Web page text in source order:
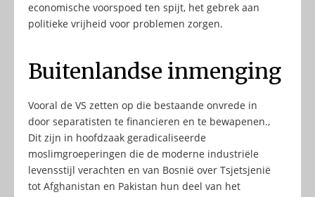
economische voorspoed ten spijt, het gebrek aan
politieke vrijheid voor problemen zorgen.
Buitenlandse inmenging
Vooral de VS zetten op die bestaande onvrede in
door separatisten te financieren en te bewapenen.,
Dit zijn in hoofdzaak geradicaliseerde
moslimgroeperingen die de moderne industriële
levensstijl verachten en van Bosnië over Tsjetsjenië
tot Afghanistan en Pakistan hun deel van het